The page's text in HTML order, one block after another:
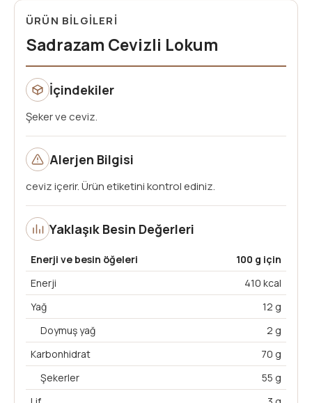
ÜRÜN BİLGİLERİ
Sadrazam Cevizli Lokum
İçindekiler
Şeker ve ceviz.
Yaklaşık Besin Değerleri
Enerji ve besin öğeleri
100 g için
Enerji
410 kcal
Yağ
12 g
Doymuş yağ
2 g
Karbonhidrat
70 g
Şekerler
55 g
Alerjen Bilgisi
ceviz içerir. Ürün etiketini kontrol ediniz.